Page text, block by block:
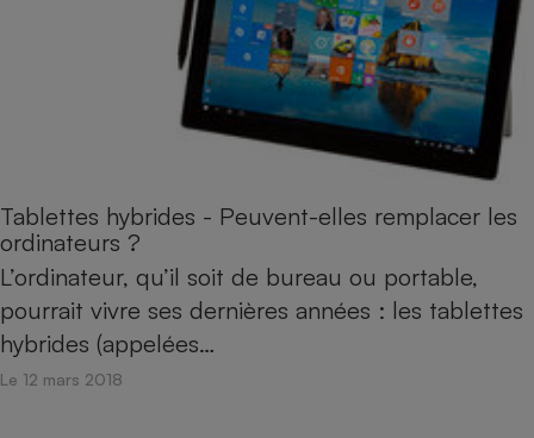
Tablettes hybrides - Peuvent-elles remplacer les
ordinateurs ?
L’ordinateur, qu’il soit de bureau ou portable,
pourrait vivre ses dernières années : les tablettes
hybrides (appelées…
Le 12 mars 2018